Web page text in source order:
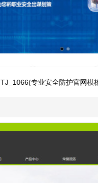
TJ_1066(专业安全防护官网模